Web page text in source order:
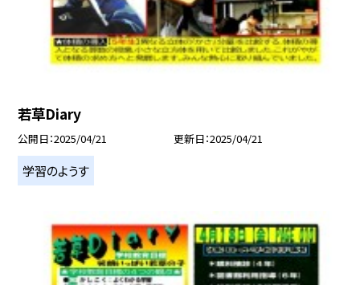
若草Diary
公開日 2025/04/21 更新日 2025/04/21
学習のようす